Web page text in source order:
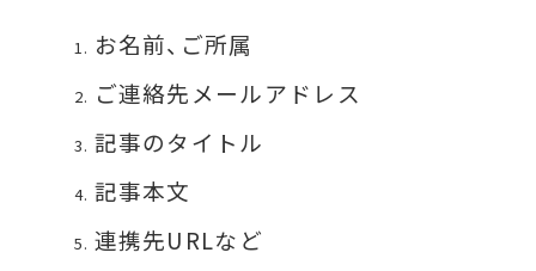
お名前、ご所属
ご連絡先メールアドレス
記事のタイトル
記事本文
連携先URLなど